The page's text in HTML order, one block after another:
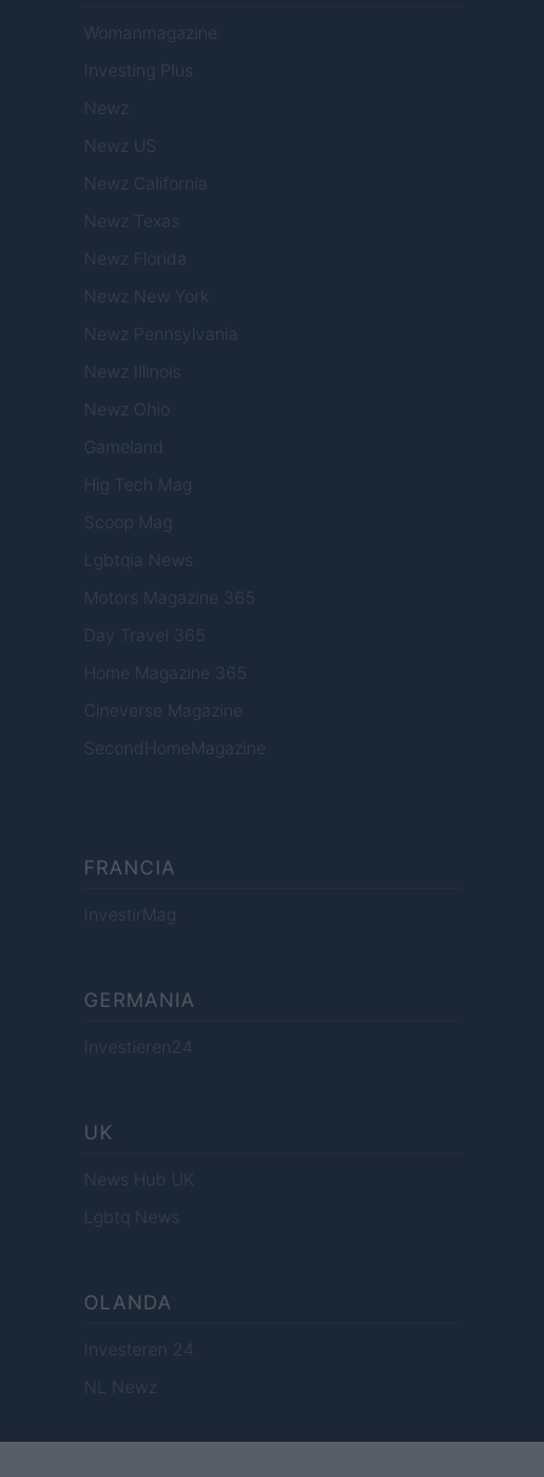
Womanmagazine
Investing Plus
Newz
Newz US
Newz California
Newz Texas
Newz Florida
Newz New York
Newz Pennsylvania
Newz Illinois
Newz Ohio
Gameland
Hig Tech Mag
Scoop Mag
Lgbtqia News
Motors Magazine 365
Day Travel 365
Home Magazine 365
Cineverse Magazine
SecondHomeMagazine
FRANCIA
InvestirMag
GERMANIA
Investieren24
UK
News Hub UK
Lgbtq News
OLANDA
Investeren 24
NL Newz